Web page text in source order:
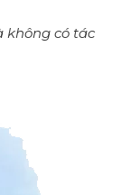
không có tác